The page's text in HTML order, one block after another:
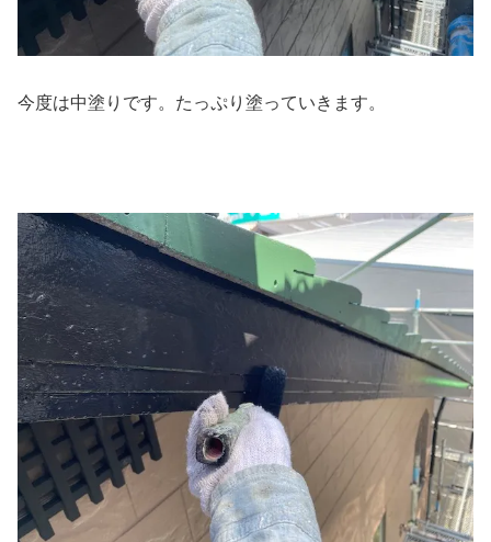
今度は中塗りです。たっぷり塗っていきます。